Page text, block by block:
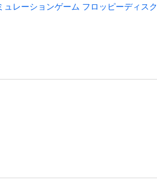
レーションゲーム フロッピーディスク